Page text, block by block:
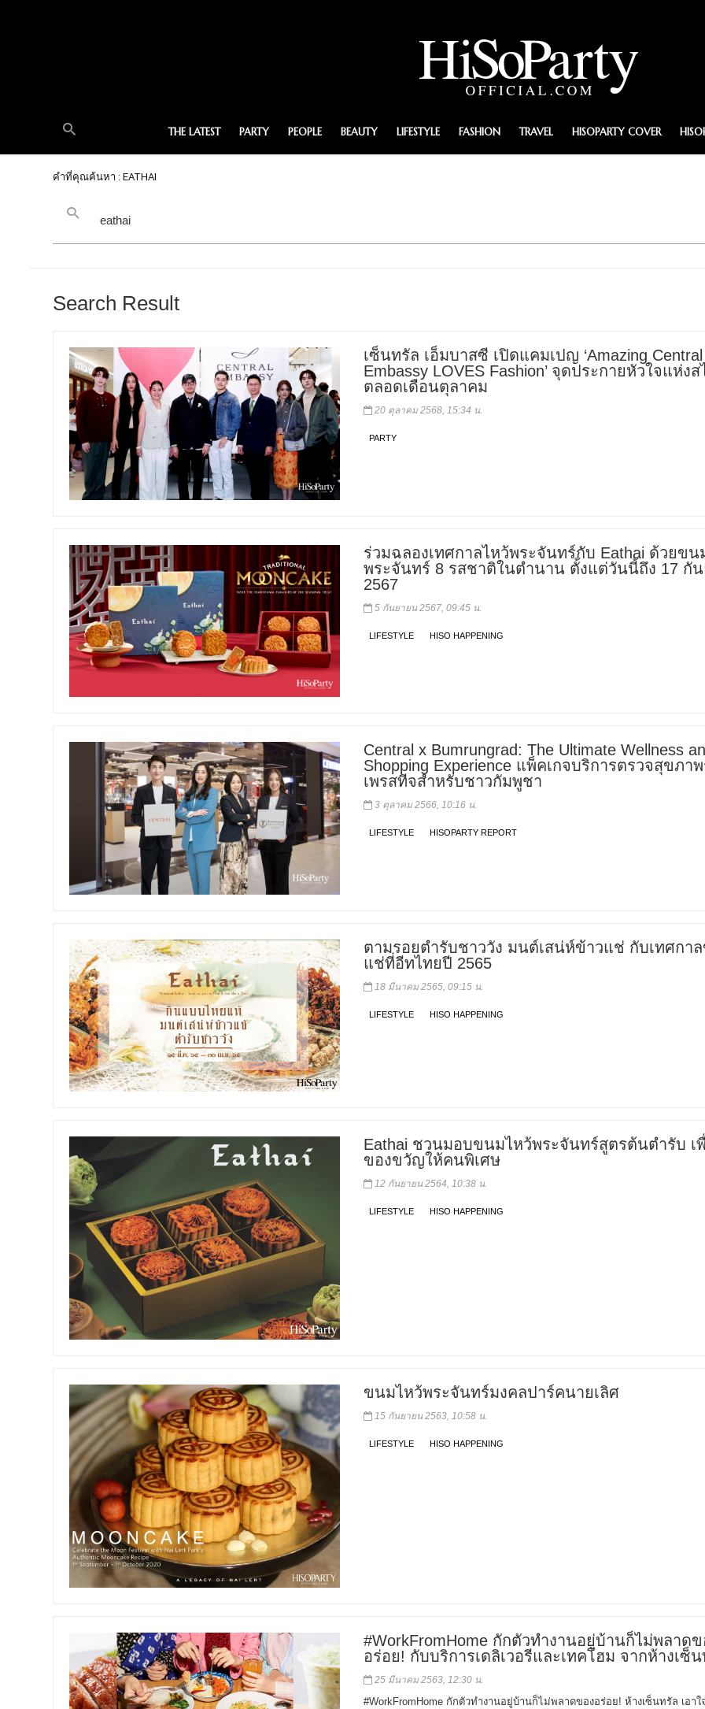
THE LATEST PARTY PEOPLE BEAUTY LIFESTYLE FASHION TRAVEL HISOPARTY COVER
คำที่คุณค้นหา : EATHAI
Search Result
เซ็นทรัล เอ็มบาสซี เปิดแคมเปญ ‘Amazing Central
Embassy LOVES Fashion’ จุดประกายหัวใจแห่งส
ตลอดเดือนตุลาคม
20 ตุลาคม 2568, 15:34 น.
PARTY
ร่วมฉลองเทศกาลไหว้พระจันทร์กับ Eathai ด้วยขน
พระจันทร์ 8 รสชาติในตำนาน ตั้งแต่วันนี้ถึง 17 กั
2567
5 กันยายน 2567, 09:45 น.
LIFESTYLE HISO HAPPENING
Central x Bumrungrad: The Ultimate Wellness
Shopping Experience แพ็คเกจบริการตรวจสุขภา
เพรสทีจสำหรับชาวกัมพูชา
3 ตุลาคม 2566, 10:16 น.
LIFESTYLE HISOPARTY REPORT
ตามรอยตำรับชาววัง มนต์เสน่ห์ข้าวแช่ กับเทศกา
แช่ที่อีทไทยปี 2565
18 มีนาคม 2565, 09:15 น.
LIFESTYLE HISO HAPPENING
Eathai ชวนมอบขนมไหว้พระจันทร์สูตรต้นตำรับ เ
ของขวัญให้คนพิเศษ
12 กันยายน 2564, 10:38 น.
LIFESTYLE HISO HAPPENING
ขนมไหว้พระจันทร์มงคลปาร์คนายเลิศ
15 กันยายน 2563, 10:58 น.
LIFESTYLE HISO HAPPENING
#WorkFromHome กักตัวทำงานอยู่บ้านก็ไม่พลาดข
อร่อย! กับบริการเดลิเวอรีและเทคโฮม จากห้างเซ็
25 มีนาคม 2563, 12:30 น.
#WorkFromHome กักตัวทำงานอยู่บ้านก็ไม่พลาดของอร่อย! ห้างเซ็นทรัล เอาใ